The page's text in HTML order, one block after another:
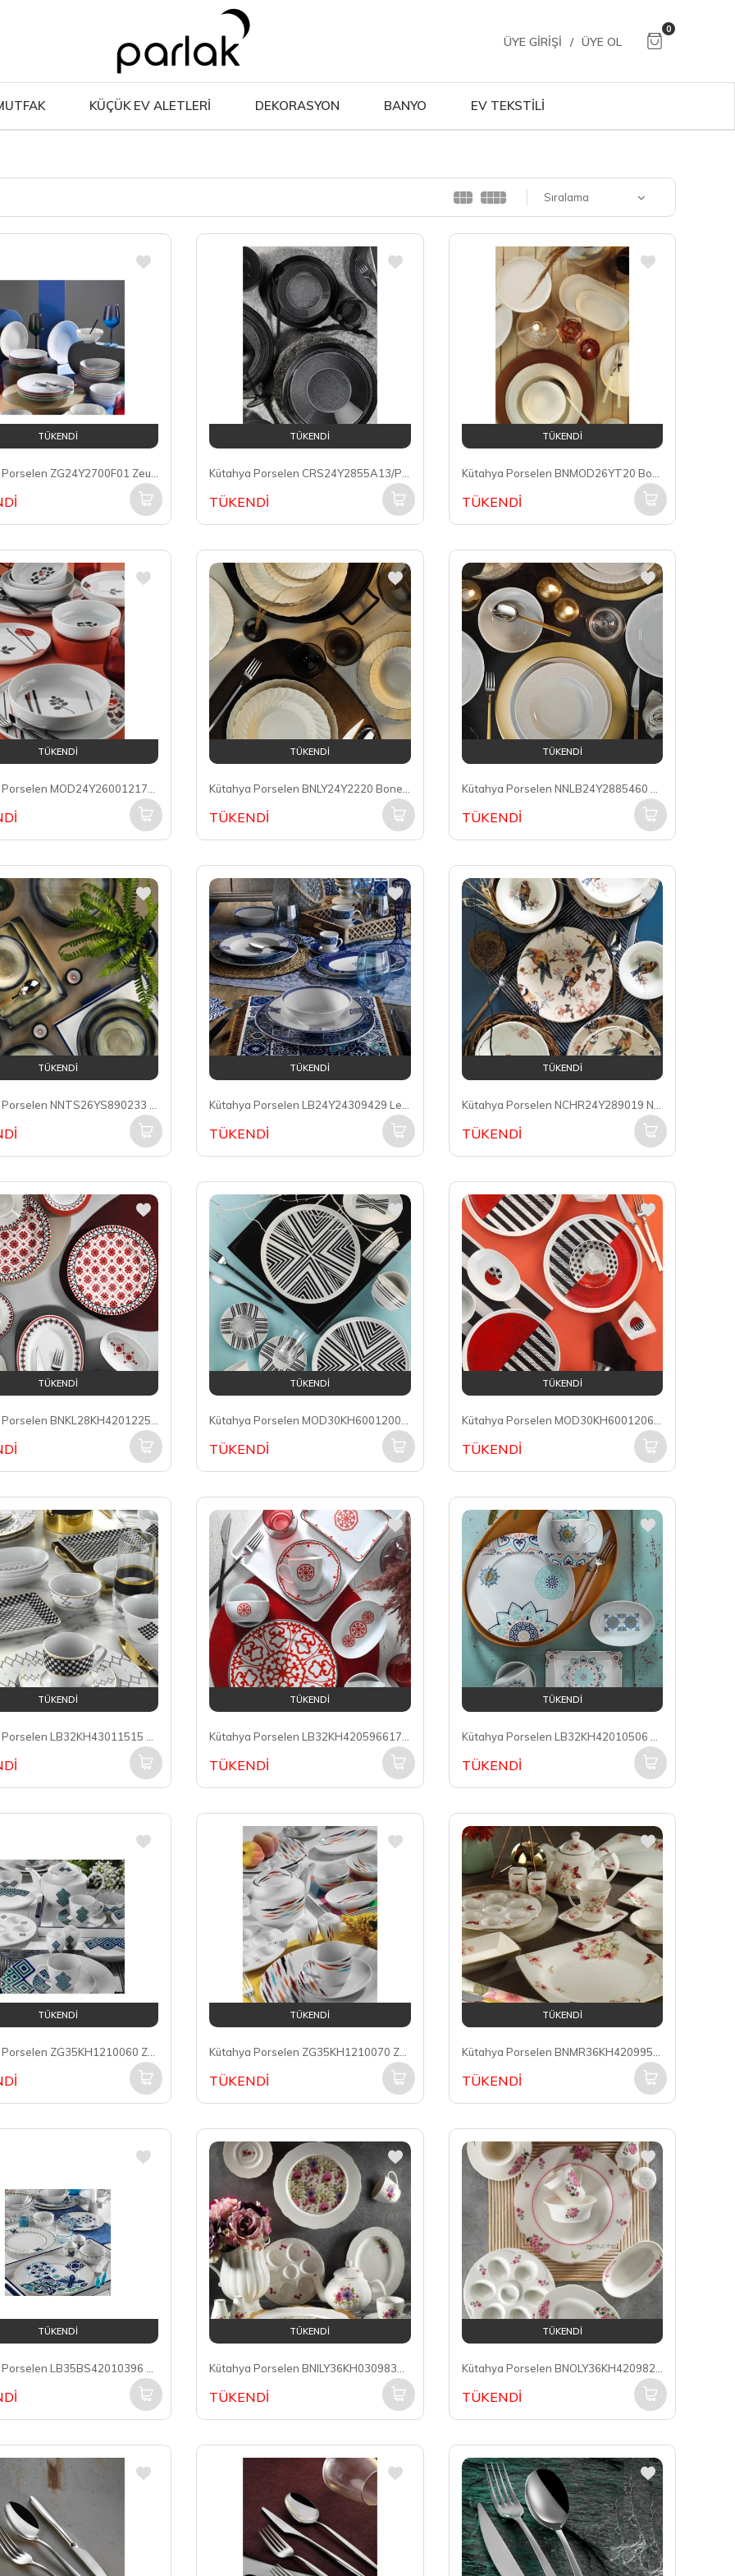
ÜYE GIRIŞI / ÜYE OL
0
KÜÇÜK EV ALETLERİ DEKORASYON BANYO EV TEKSTİLİ
Sıralama
TÜKENDİ TÜKENDİ
TÜKENDİ
TÜKENDİ
TÜKENDİ
TÜKENDİ TÜKENDİ
TÜKENDİ
TÜKENDİ
TÜKENDİ
TÜKENDİ TÜKENDİ
TÜKENDİ
TÜKENDİ
TÜKENDİ
TÜKENDİ TÜKENDİ
TÜKENDİ
TÜKENDİ
TÜKENDİ
TÜKENDİ TÜKENDİ
TÜKENDİ
TÜKENDİ
TÜKENDİ
TÜKENDİ
Kütahya Porselen ZG35KH1210060 Zeugma 6 Kişilik 35 Parça Kahvaltı Takımı
TÜKENDİ
TÜKENDİ
TÜKENDİ
TÜKENDİ
TÜKENDİ TÜKENDİ
TÜKENDİ
TÜKENDİ
TÜKENDİ